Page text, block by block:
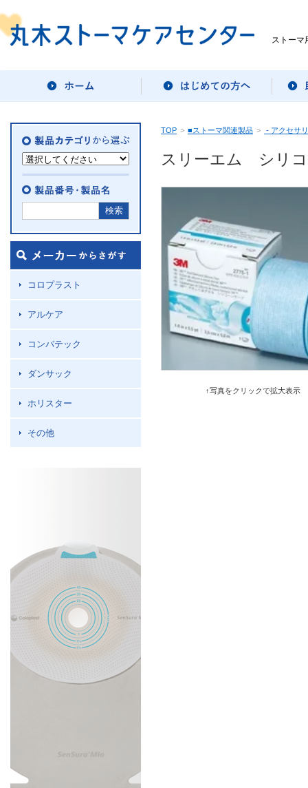
ストーマ
コロプラスト
アルケア
コンバテック
ダンサック
ホリスター
その他
TOP > ■ストーマ関連製品 > - アクセサ
スリーエム シリコ
↑写真をクリックで拡大表示